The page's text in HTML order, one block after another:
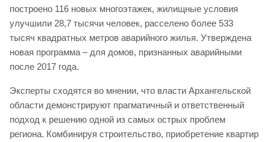
построено 116 новых многоэтажек, жилищные условия
улучшили 28,7 тысячи человек, расселено более 533
тысяч квадратных метров аварийного жилья. Утверждена
новая программа – для домов, признанных аварийными
после 2017 года.
Эксперты сходятся во мнении, что власти Архангельской
области демонстрируют прагматичный и ответственный
подход к решению одной из самых острых проблем
региона. Комбинируя строительство, приобретение квартир